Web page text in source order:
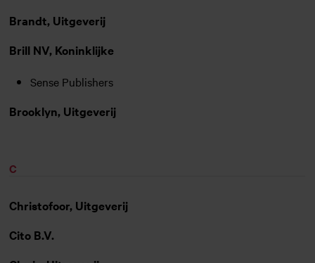
Brandt, Uitgeverij
Brill NV, Koninklijke
Sense Publishers
Brooklyn, Uitgeverij
C
Christofoor, Uitgeverij
Cito B.V.